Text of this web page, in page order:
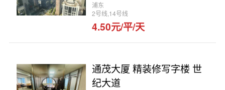
浦东
2号线,14号线
4.50元/平/天
通茂大厦 精装修写字楼 世
纪大道